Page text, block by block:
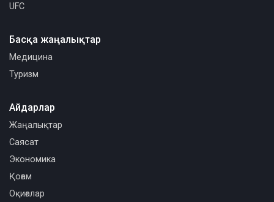
UFC
Басқа жаңалықтар
Медицина
Туризм
Айдарлар
Жаңалықтар
Саясат
Экономика
Қоғам
Оқиғалар